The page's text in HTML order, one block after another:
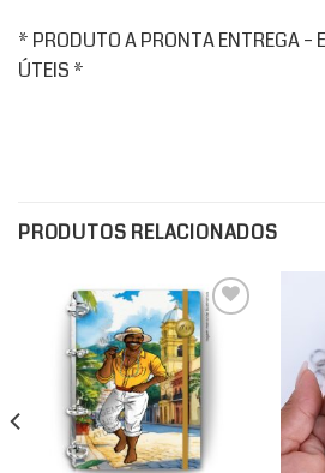
* PRODUTO A PRONTA ENTREGA –
ÚTEIS *
PRODUTOS RELACIONADOS
Add to
wishlist